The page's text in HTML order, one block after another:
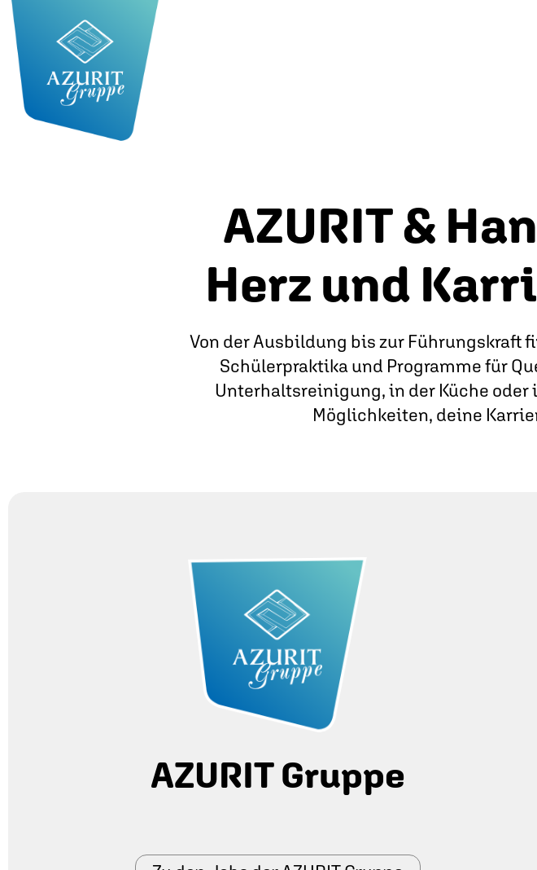
AZURIT &
Herz und
Von der Ausbildung bis zur Führungskraft
Schülerpraktika und Programme für
Unterhalts­reinigung, in der Küche
Möglichkeiten, deine
AZURIT Gruppe